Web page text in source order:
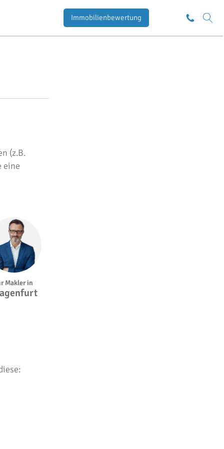
Immobilienbewertung
(z.B.
eine
Makler in